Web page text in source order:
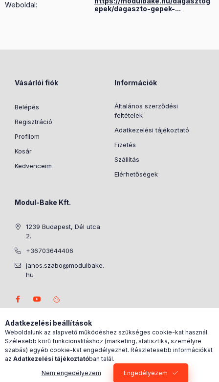
Weboldal:
epek/dagaszto-gepek-...
Vásárlói fiók
Belépés
Regisztráció
Profilom
Kosár
Kedvenceim
Információk
Általános szerződési
feltételek
Adatkezelési tájékoztató
Fizetés
Szállítás
Elérhetőségek
Modul-Bake Kft.
1239 Budapest, Dél utca
2.
+36703644406
janos.szabo@modulbake.
hu
Kosárban lévő
0
Adatkezelési beállítások
Weboldalunk az alapvető működéshez szükséges cookie-kat használ.
Szélesebb körű funkcionalitáshoz (marketing, statisztika, személyre
szabás) egyéb cookie-kat engedélyezhet. Részletesebb információkat
az Adatkezelési tájékoztatóban talál.
Nem engedélyezem
Engedélyezem